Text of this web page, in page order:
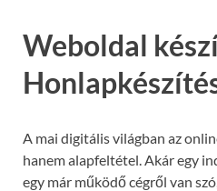
Weboldal
A mai digitális világban az
hanem alapfeltétel. Akár egy
egy már működő cégről van